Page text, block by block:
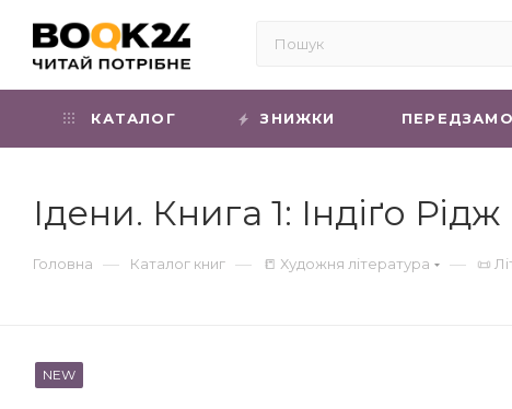
КАТАЛОГ ЗНИЖКИ
Ідени. Книга 1: Індіґо
Головна — Каталог книг — 📒 Художня література — 📜
NEW